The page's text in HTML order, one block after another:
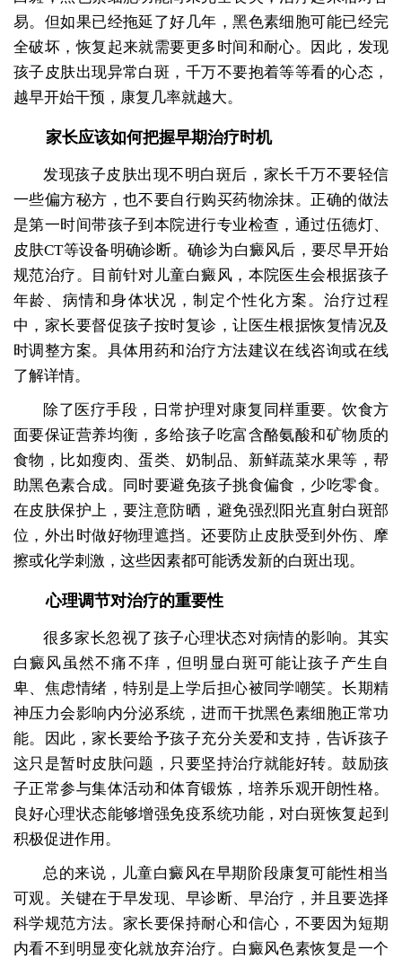
易。但如果已经拖延了好几年，黑色素细胞可能已经完
全破坏，恢复起来就需要更多时间和耐心。因此，发现
孩子皮肤出现异常白斑，千万不要抱着等等看的心态，
越早开始干预，康复几率就越大。
家长应该如何把握早期治疗时机
发现孩子皮肤出现不明白斑后，家长千万不要轻信
一些偏方秘方，也不要自行购买药物涂抹。正确的做法
是第一时间带孩子到本院进行专业检查，通过伍德灯、
皮肤CT等设备明确诊断。确诊为白癜风后，要尽早开始
规范治疗。目前针对儿童白癜风，本院医生会根据孩子
年龄、病情和身体状况，制定个性化方案。治疗过程
中，家长要督促孩子按时复诊，让医生根据恢复情况及
时调整方案。具体用药和治疗方法建议在线咨询或在线
了解详情。
除了医疗手段，日常护理对康复同样重要。饮食方
面要保证营养均衡，多给孩子吃富含酪氨酸和矿物质的
食物，比如瘦肉、蛋类、奶制品、新鲜蔬菜水果等，帮
助黑色素合成。同时要避免孩子挑食偏食，少吃零食。
在皮肤保护上，要注意防晒，避免强烈阳光直射白斑部
位，外出时做好物理遮挡。还要防止皮肤受到外伤、摩
擦或化学刺激，这些因素都可能诱发新的白斑出现。
心理调节对治疗的重要性
很多家长忽视了孩子心理状态对病情的影响。其实
白癜风虽然不痛不痒，但明显白斑可能让孩子产生自
卑、焦虑情绪，特别是上学后担心被同学嘲笑。长期精
神压力会影响内分泌系统，进而干扰黑色素细胞正常功
能。因此，家长要给予孩子充分关爱和支持，告诉孩子
这只是暂时皮肤问题，只要坚持治疗就能好转。鼓励孩
子正常参与集体活动和体育锻炼，培养乐观开朗性格。
良好心理状态能够增强免疫系统功能，对白斑恢复起到
积极促进作用。
总的来说，儿童白癜风在早期阶段康复可能性相当
可观。关键在于早发现、早诊断、早治疗，并且要选择
科学规范方法。家长要保持耐心和信心，不要因为短期
内看不到明显变化就放弃治疗。白癜风色素恢复是一个